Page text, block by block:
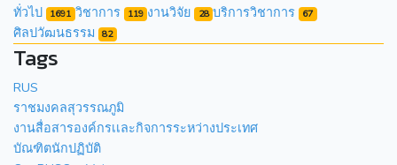
ทั่วไป 1691 วิชาการ 119 งานวิจัย 28 บริการวิชาการ 67
ศิลปวัฒนธรรม 82
Tags
RUS
ราชมงคลสุวรรณภูมิ
งานสื่อสารองค์กรเเละกิจการระหว่างประเทศ
บัณฑิตนักปฏิบัติ